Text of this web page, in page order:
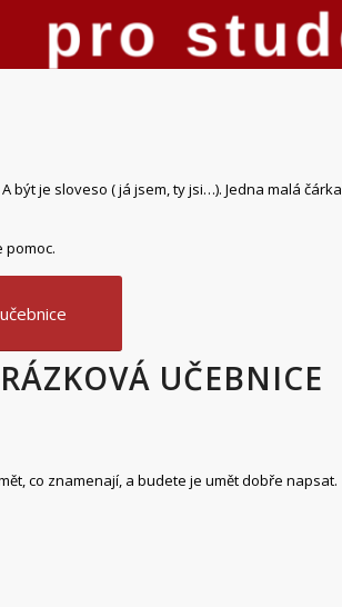
být je sloveso ( já jsem, ty jsi…). Jedna malá čárka
pomoc.
UČEBNICE
co znamenají, a budete je umět dobře napsat.